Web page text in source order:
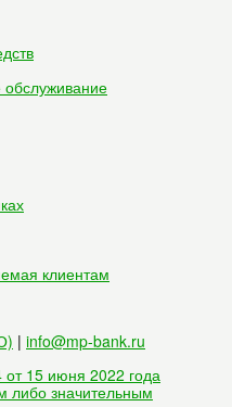
обслуживание
клиентам
| info@mp-bank.ru
15 июня 2022 года
либо значительным